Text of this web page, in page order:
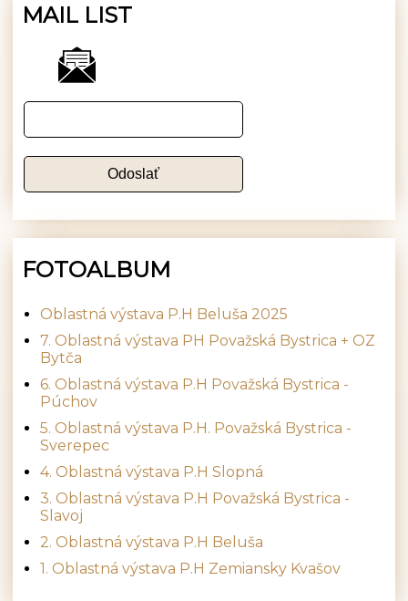
MAIL LIST
FOTOALBUM
Oblastná výstava P.H Beluša 2025
7. Oblastná výstava PH Považská Bystrica + OZ
Bytča
6. Oblastná výstava P.H Považská Bystrica -
Púchov
5. Oblastná výstava P.H. Považská Bystrica -
Sverepec
4. Oblastná výstava P.H Slopná
3. Oblastná výstava P.H Považská Bystrica -
Slavoj
2. Oblastná výstava P.H Beluša
1. Oblastná výstava P.H Zemiansky Kvašov